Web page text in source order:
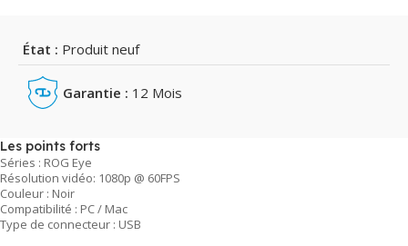
État : Produit neuf
Garantie : 12 Mois
Les points forts
Séries : ROG Eye
Résolution vidéo: 1080p @ 60FPS
Couleur : Noir
Compatibilité : PC / Mac
Type de connecteur : USB